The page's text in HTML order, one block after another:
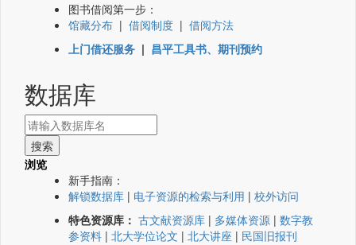
图书借阅第一步：
馆藏分布 | 借阅制度 | 借阅方法
上门借还服务 | 昌平工具书、期刊预约
数据库
浏览
新手指南：
解锁数据库 | 电子资源的检索与利用 | 校外访问
特色资源库： 古文献资源库 | 多媒体资源 | 数字教
参资料 | 北大学位论文 | 北大讲座 | 民国旧报刊